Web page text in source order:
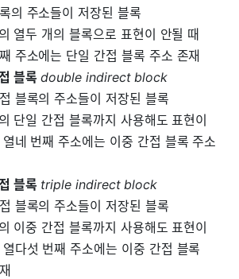
의 주소들이 저장된 블록
열두 개의 블록으로 표현이 안될 때
주소에는 단일 간접 블록 주소 존재
블록 double indirect block
블록의 주소들이 저장된 블록
단일 간접 블록까지 사용해도 표현이
네 번째 주소에는 이중 간접 블록 주소
블록 triple indirect block
블록의 주소들이 저장된 블록
이중 간접 블록까지 사용해도 표현이
다섯 번째 주소에는 이중 간접 블록